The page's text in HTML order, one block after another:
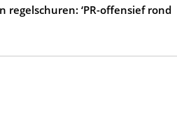
regelschuren: ‘PR-offensief rond